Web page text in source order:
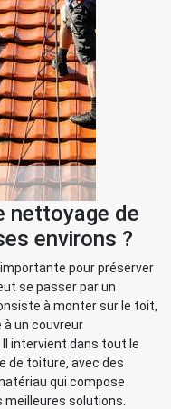
nettoyage de
environs ?
pour préserver
se passer par un
à monter sur le toit,
un couvreur
intervient dans tout le
de toiture, avec des
qui compose
solutions.